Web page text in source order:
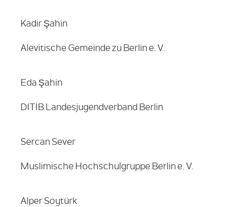
Kadir Şahin
Alevitische Gemeinde zu Berlin e. V.
Eda Şahin
DITIB Landesjugendverband Berlin
Sercan Sever
Muslimische Hochschulgruppe Berlin e. V.
Alper Soytürk